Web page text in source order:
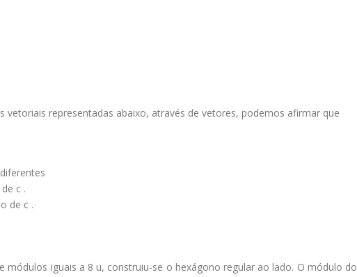
vetoriais representadas abaixo, através de vetores, podemos afirmar que
c .
de c .
módulos iguais a 8 u, construiu-se o hexágono regular ao lado. O módulo do